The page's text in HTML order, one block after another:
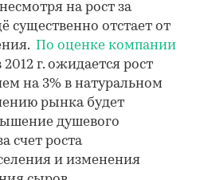
на рост за
существенно отстает от
По оценке компании
2012 г. ожидается рост
на 3% в натуральном
рынка будет
душевого
счет роста
и изменения